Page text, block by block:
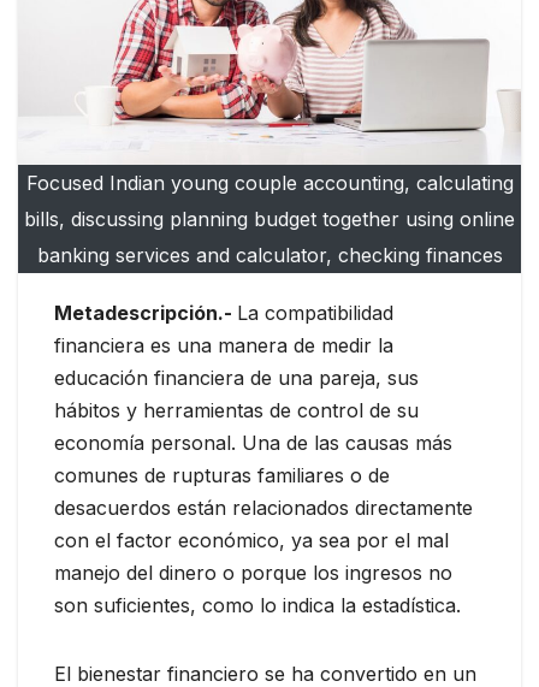
Focused Indian young couple accounting, calculating
bills, discussing planning budget together using online
banking services and calculator, checking finances
Metadescripción.- La compatibilidad
financiera es una manera de medir la
educación financiera de una pareja, sus
hábitos y herramientas de control de su
economía personal. Una de las causas más
comunes de rupturas familiares o de
desacuerdos están relacionados directamente
con el factor económico, ya sea por el mal
manejo del dinero o porque los ingresos no
son suficientes, como lo indica la estadística.
El bienestar financiero se ha convertido en un